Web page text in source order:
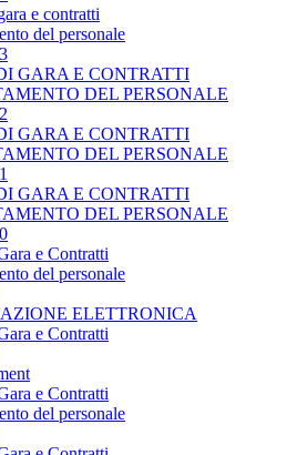
e contratti
del personale
GARA E CONTRATTI
DEL PERSONALE
GARA E CONTRATTI
DEL PERSONALE
GARA E CONTRATTI
DEL PERSONALE
e Contratti
del personale
ELETTRONICA
e Contratti
e Contratti
del personale